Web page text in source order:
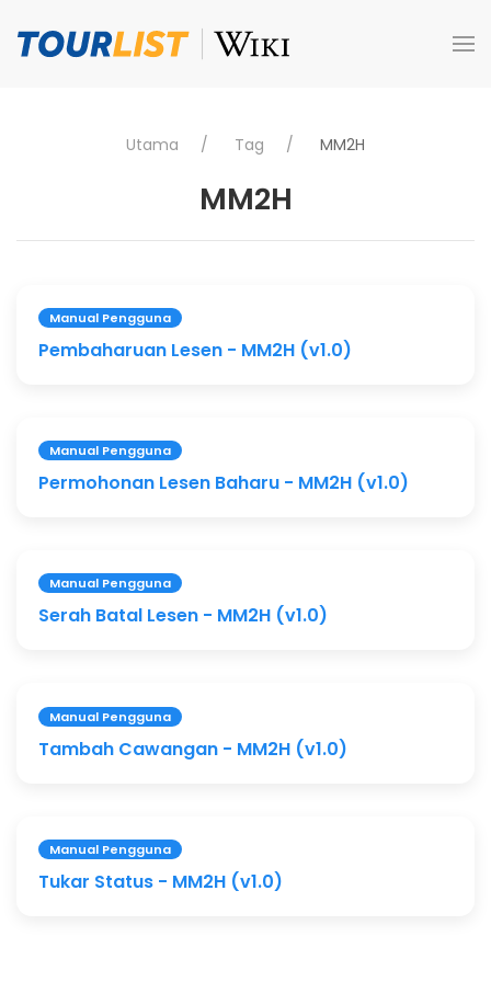
Skip to main content
Utama Tag MM2H
MM2H
Manual Pengguna
Pembaharuan Lesen - MM2H (v1.0)
Manual Pengguna
Permohonan Lesen Baharu - MM2H (v1.0)
Manual Pengguna
Serah Batal Lesen - MM2H (v1.0)
Manual Pengguna
Tambah Cawangan - MM2H (v1.0)
Manual Pengguna
Tukar Status - MM2H (v1.0)